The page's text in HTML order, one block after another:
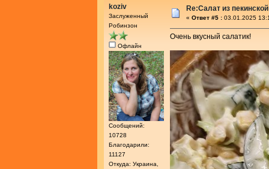
koziv
Заслуженный
Робинзон
Офлайн
Сообщений:
10728
Благодарили:
11127
Откуда: Украина,
Re:Салат из
« Ответ #5 : 03.01.2025
Очень вкусный салатик!